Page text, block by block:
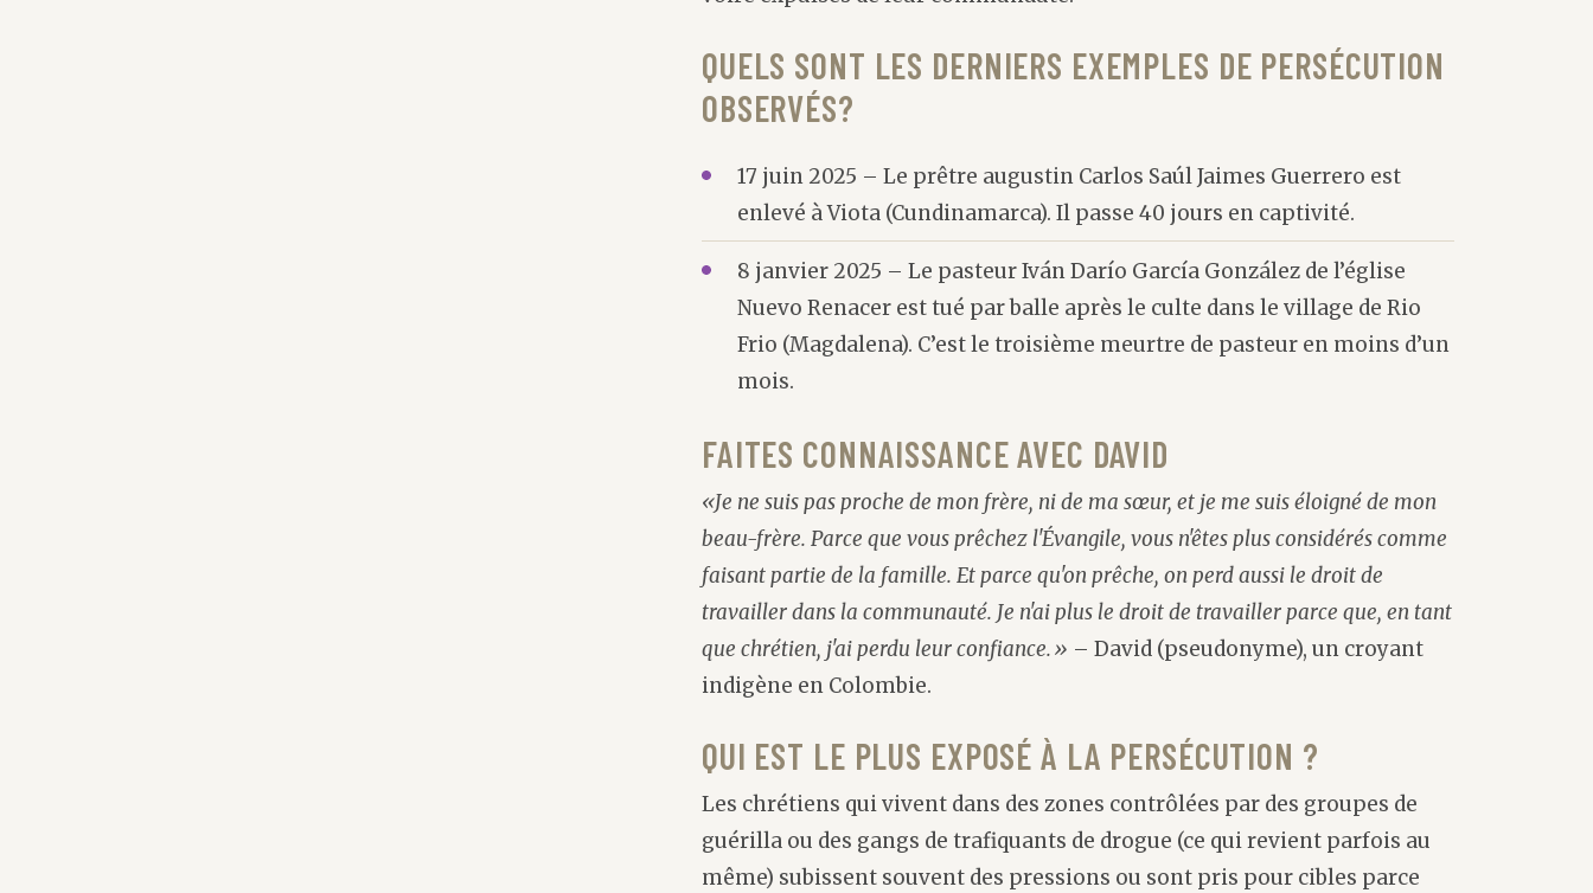
QUELS SONT LES DERNIERS EXEMPLES DE PERSÉCUTION
OBSERVÉS?
17 juin 2025 – Le prêtre augustin Carlos Saúl Jaimes Guerrero est
enlevé à Viota (Cundinamarca). Il passe 40 jours en captivité.
8 janvier 2025 – Le pasteur Iván Darío García González de l’église
Nuevo Renacer est tué par balle après le culte dans le village de Rio
Frio (Magdalena). C’est le troisième meurtre de pasteur en moins d’un
mois.
FAITES CONNAISSANCE AVEC DAVID
«Je ne suis pas proche de mon frère, ni de ma sœur, et je me suis éloigné de mon
beau-frère. Parce que vous prêchez l'Évangile, vous n'êtes plus considérés comme
faisant partie de la famille. Et parce qu'on prêche, on perd aussi le droit de
travailler dans la communauté. Je n'ai plus le droit de travailler parce que, en tant
que chrétien, j'ai perdu leur confiance.» – David (pseudonyme), un croyant
indigène en Colombie.
QUI EST LE PLUS EXPOSÉ À LA PERSÉCUTION ?
Les chrétiens qui vivent dans des zones contrôlées par des groupes de
guérilla ou des gangs de trafiquants de drogue (ce qui revient parfois au
même) subissent souvent des pressions ou sont pris pour cibles parce